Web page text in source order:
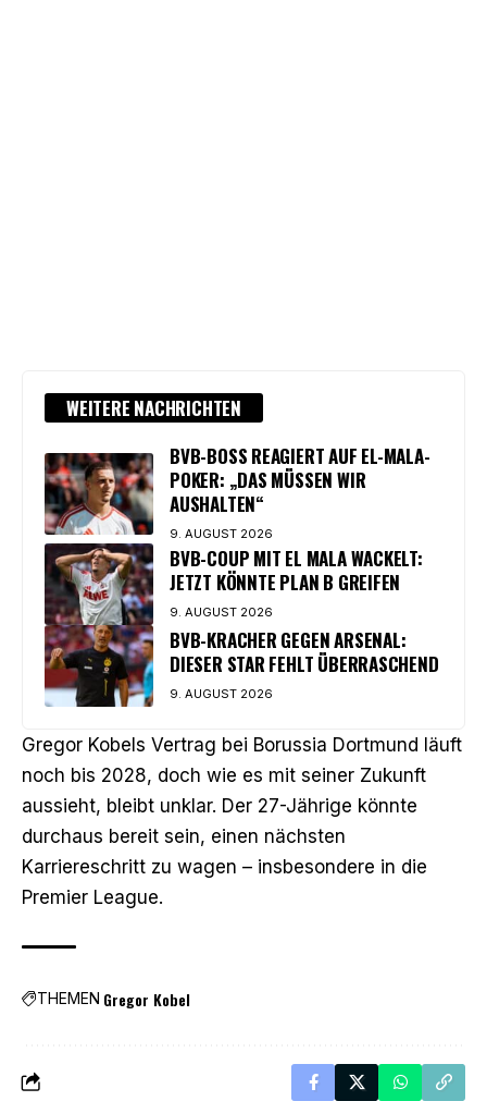
WEITERE NACHRICHTEN
BVB-BOSS REAGIERT AUF EL-MALA-
POKER: „DAS MÜSSEN WIR
AUSHALTEN“
9. AUGUST 2026
BVB-COUP MIT EL MALA WACKELT:
JETZT KÖNNTE PLAN B GREIFEN
9. AUGUST 2026
BVB-KRACHER GEGEN ARSENAL:
DIESER STAR FEHLT ÜBERRASCHEND
9. AUGUST 2026
Gregor Kobels Vertrag bei Borussia Dortmund läuft
noch bis 2028, doch wie es mit seiner Zukunft
aussieht, bleibt unklar. Der 27-Jährige könnte
durchaus bereit sein, einen nächsten
Karriereschritt zu wagen – insbesondere in die
Premier League.
THEMEN Gregor Kobel